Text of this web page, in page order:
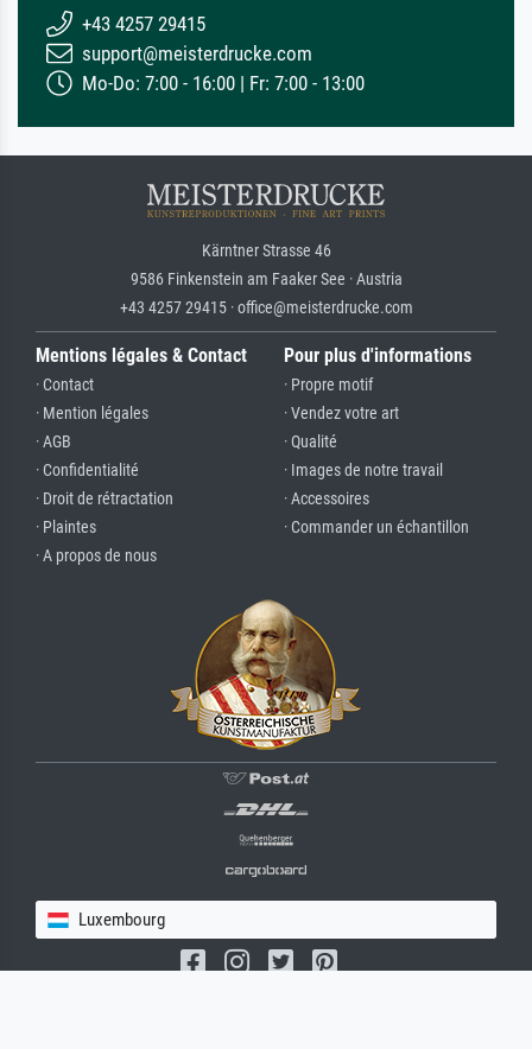
+43 4257 29415
support@meisterdrucke.com
Mo-Do: 7:00 - 16:00 | Fr: 7:00 - 13:00
Kärntner Strasse 46
9586 Finkenstein am Faaker See · Austria
+43 4257 29415 · office@meisterdrucke.com
Mentions légales & Contact
· Contact
· Mention légales
· AGB
· Confidentialité
· Droit de rétractation
· Plaintes
· A propos de nous
Pour plus d'informations
· Propre motif
· Vendez votre art
· Qualité
· Images de notre travail
· Accessoires
· Commander un échantillon
Luxembourg